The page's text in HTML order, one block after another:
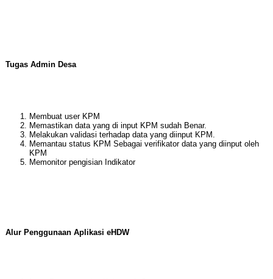
Tugas Admin Desa
Membuat user KPM
Memastikan data yang di input KPM sudah Benar.
Melakukan validasi terhadap data yang diinput KPM.
Memantau status KPM Sebagai verifikator data yang diinput oleh
KPM
Memonitor pengisian Indikator
Alur Penggunaan Aplikasi eHDW